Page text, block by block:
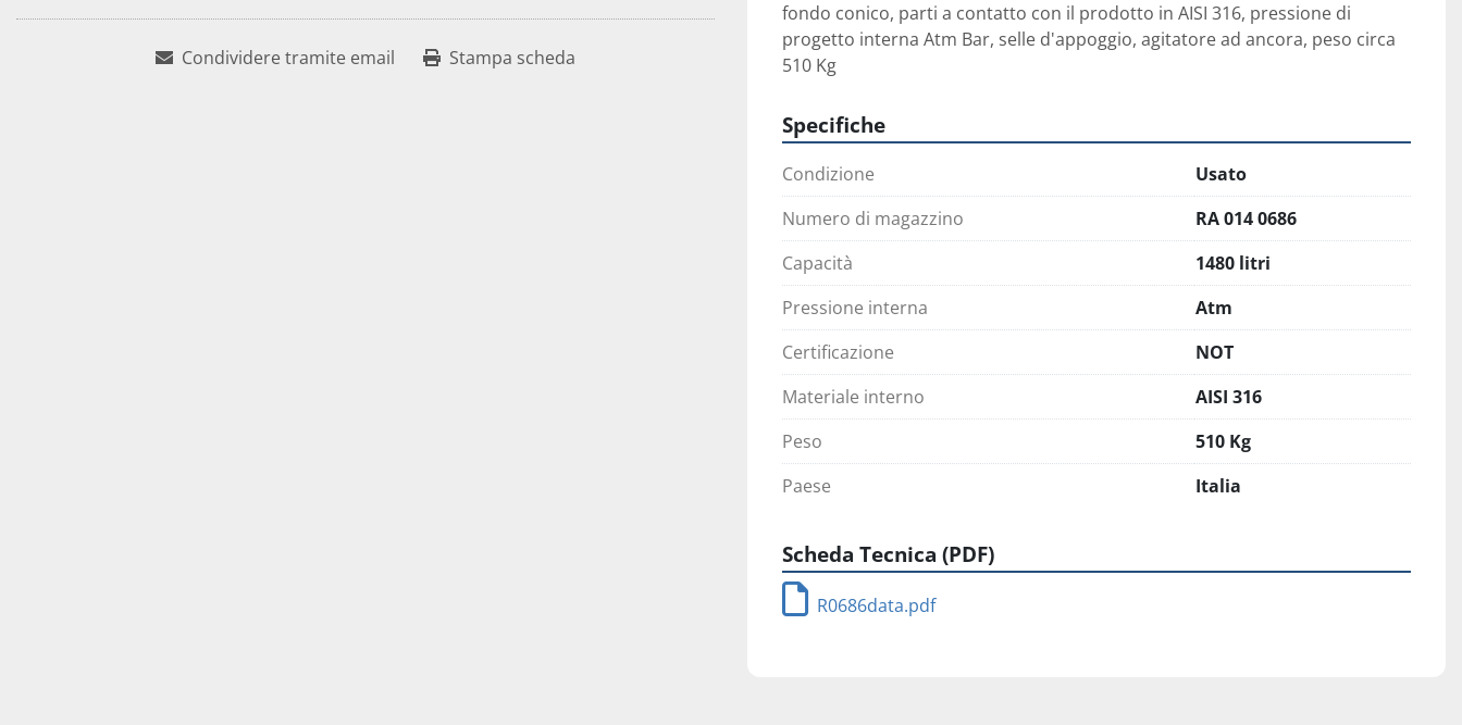
Condividere tramite email Stampa scheda
fondo conico, parti a contatto con il prodotto in AISI 316, pressione di
progetto interna Atm Bar, selle d'appoggio, agitatore ad ancora, peso circa
510 Kg
Specifiche
Condizione
Usato
Numero di magazzino
RA 014 0686
Capacità
1480 litri
Pressione interna
Atm
Certificazione
NOT
Materiale interno
AISI 316
Peso
510 Kg
Paese
Italia
Scheda Tecnica (PDF)
R0686data.pdf